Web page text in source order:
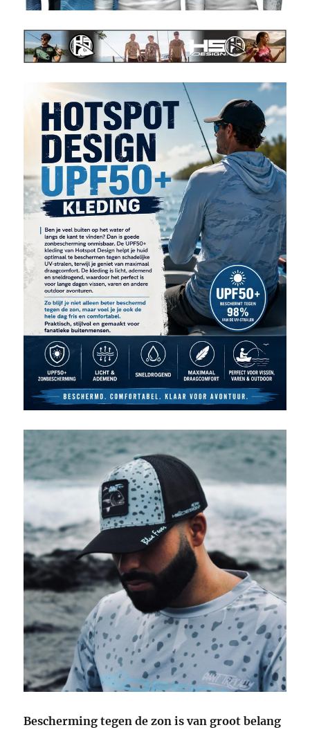
Bescherming tegen de zon is van groot belang